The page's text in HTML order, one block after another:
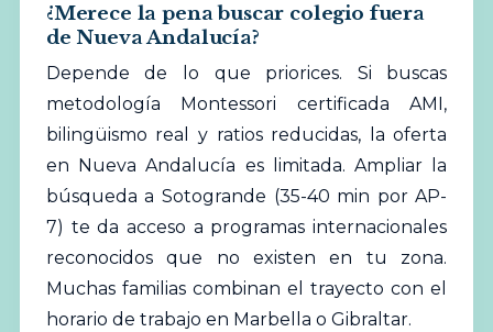
¿Merece la pena buscar colegio fuera
de Nueva Andalucía?
Depende de lo que priorices. Si buscas
metodología Montessori certificada AMI,
bilingüismo real y ratios reducidas, la oferta
en Nueva Andalucía es limitada. Ampliar la
búsqueda a Sotogrande (35-40 min por AP-
7) te da acceso a programas internacionales
reconocidos que no existen en tu zona.
Muchas familias combinan el trayecto con el
horario de trabajo en Marbella o Gibraltar.